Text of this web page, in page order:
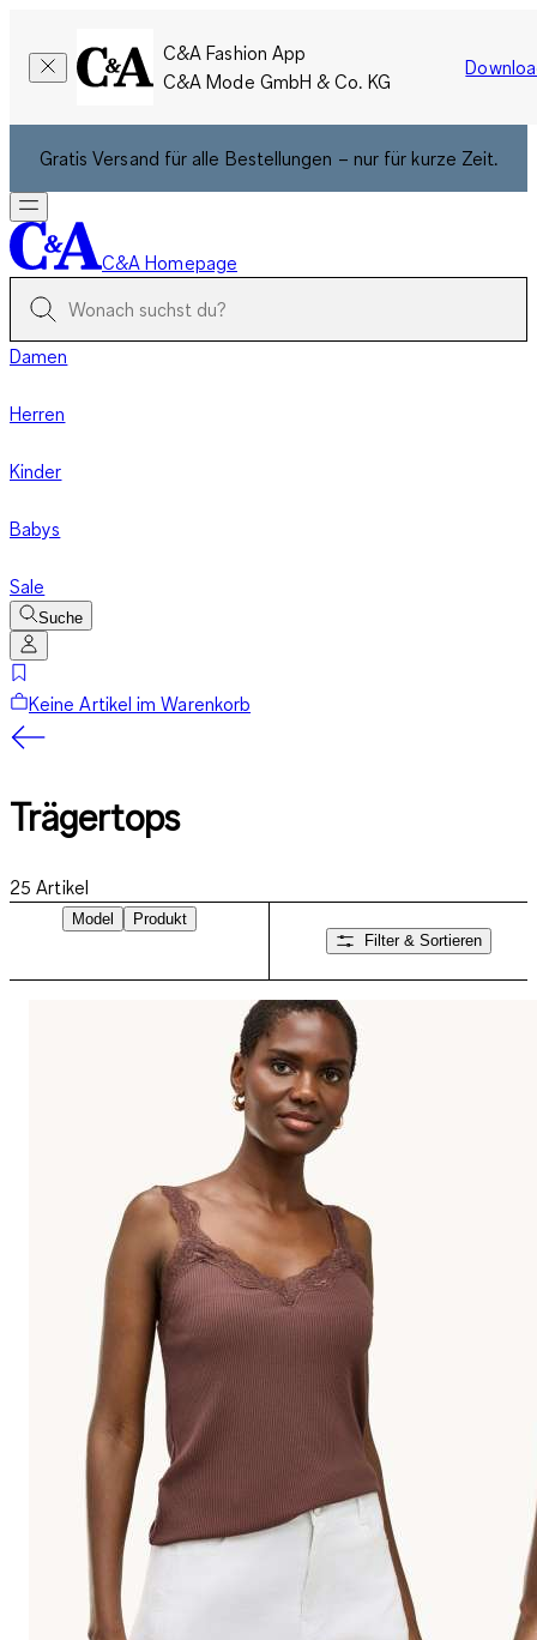
C&A Fashion App
C&A Mode GmbH & Co. KG
Gratis Versand für alle Bestellungen – nur für kurze Zeit.
C&A Homepage
Damen
Herren
Kinder
Babys
Sale
Suche
Keine Artikel im Warenkorb
Trägertops
25 Artikel
Model
Produkt
Filter & Sortieren